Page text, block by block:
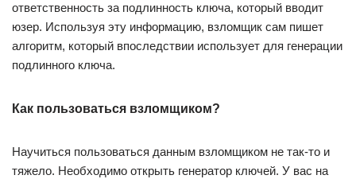
ответственность за подлинность ключа, который вводит
юзер. Используя эту информацию, взломщик сам пишет
алгоритм, который впоследствии использует для генерации
подлинного ключа.
Как пользоваться взломщиком?
Научиться пользоваться данным взломщиком не так-то и
тяжело. Необходимо открыть генератор ключей. У вас на